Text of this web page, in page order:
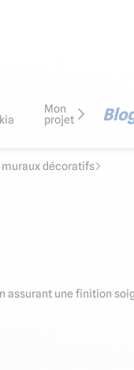
Mon
projet
décoratifs
une finition